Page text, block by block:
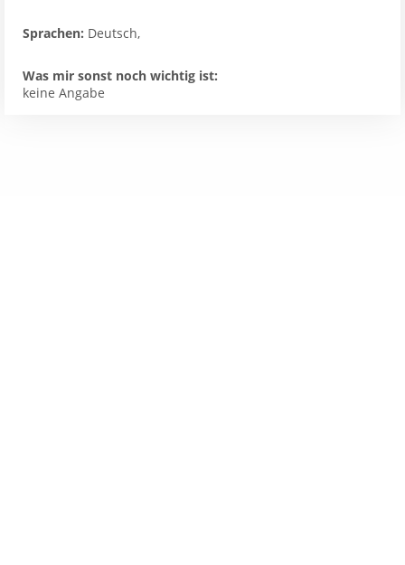
Sprachen: Deutsch,
Was mir sonst noch wichtig ist:
keine Angabe